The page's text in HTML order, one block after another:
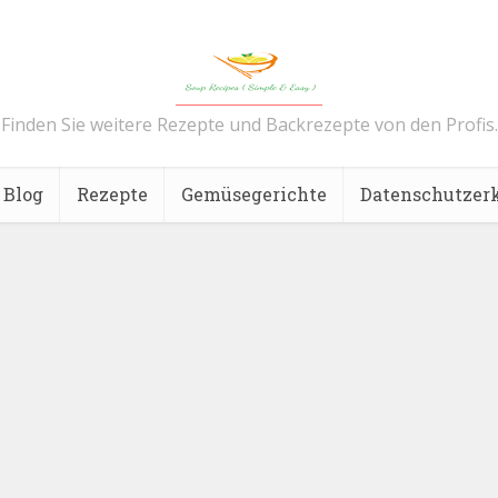
Finden Sie weitere Rezepte und Backrezepte von den Profis.
Blog Rezepte Gemüsegerichte